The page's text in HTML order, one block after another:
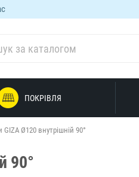
ПОКРІВЛЯ
GIZA Ø120 внутрішній 90°
90°